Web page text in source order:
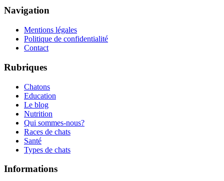
Navigation
Mentions légales
Politique de confidentialité
Contact
Rubriques
Chatons
Education
Le blog
Nutrition
Qui sommes-nous?
Races de chats
Santé
Types de chats
Informations